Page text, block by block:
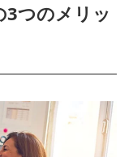
3つのメリッ